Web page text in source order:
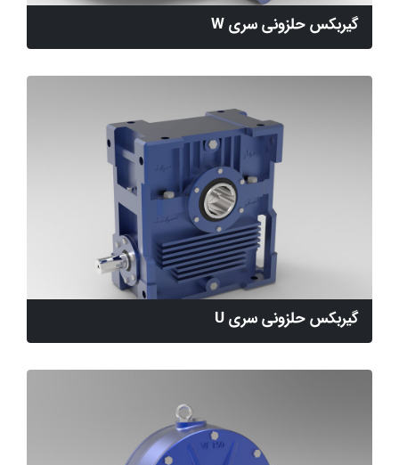
گیربکس حلزونی سری W
گیربکس حلزونی سری U